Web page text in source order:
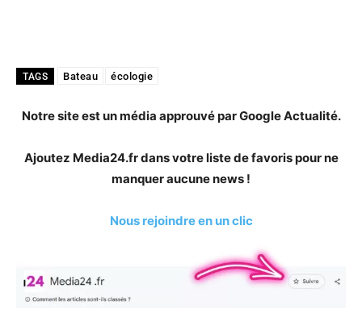
TAGS Bateau écologie
Notre site est un média approuvé par Google Actualité.
Ajoutez Media24.fr dans votre liste de favoris pour ne
manquer aucune news !
Nous rejoindre en un clic